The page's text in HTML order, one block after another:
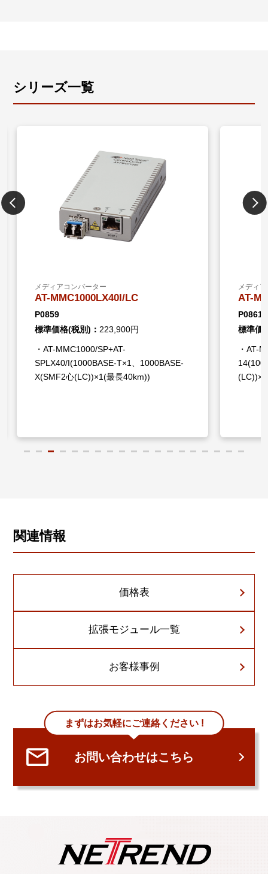
シリーズ一覧
メディアコンバーター
AT-MMC1000LX40I/LC
P0859
標準価格(税別)： 223,900円
・AT-MMC1000/SP+AT-
SPLX40/I(1000BASE-T×1、1000BASE-
X(SMF2心(LC))×1(最長40km))
メディ
AT-
P0861
標準価
・AT-
関連情報
価格表
拡張モジュール一覧
お客様事例
まずはお気軽にご連絡ください !
お問い合わせはこちら